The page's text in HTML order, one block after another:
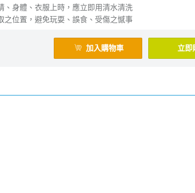
、身體、衣服上時，應立即用清水清洗
之位置，避免玩耍、誤食、受傷之憾事
加入購物車 立即